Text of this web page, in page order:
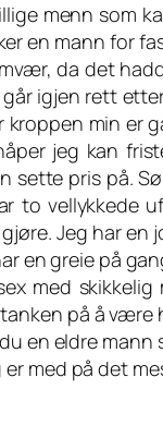
menn som
en mann for
da det
igjen rett
min er
jeg kan
sette pris på.
to vellykkede
Jeg har en
en greie på
med skikkelig
på å være
en eldre mann
med på det